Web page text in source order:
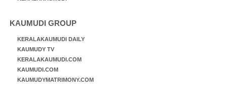
KAUMUDI GROUP
KERALAKAUMUDI DAILY
KAUMUDY TV
KERALAKAUMUDI.COM
KAUMUDI.COM
KAUMUDYMATRIMONY.COM